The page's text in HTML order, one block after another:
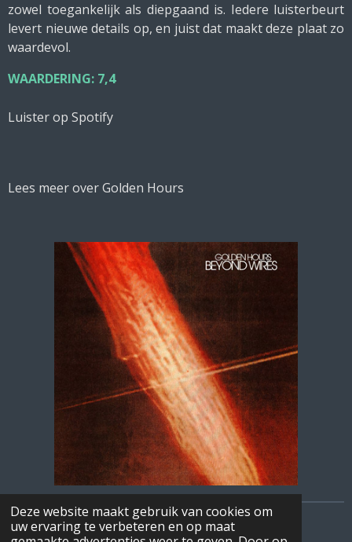
Deze website maakt gebruik van cookies om
uw ervaring te verbeteren en op maat
zowel toegankelijk als diepgaand is. Iedere luisterbeurt
levert nieuwe details op, en juist dat maakt deze plaat zo
waardevol.
WAARDERING: 7,4
Luister op Spotify
Lees meer over Golden Hours
© 2026 mijn beste muziek